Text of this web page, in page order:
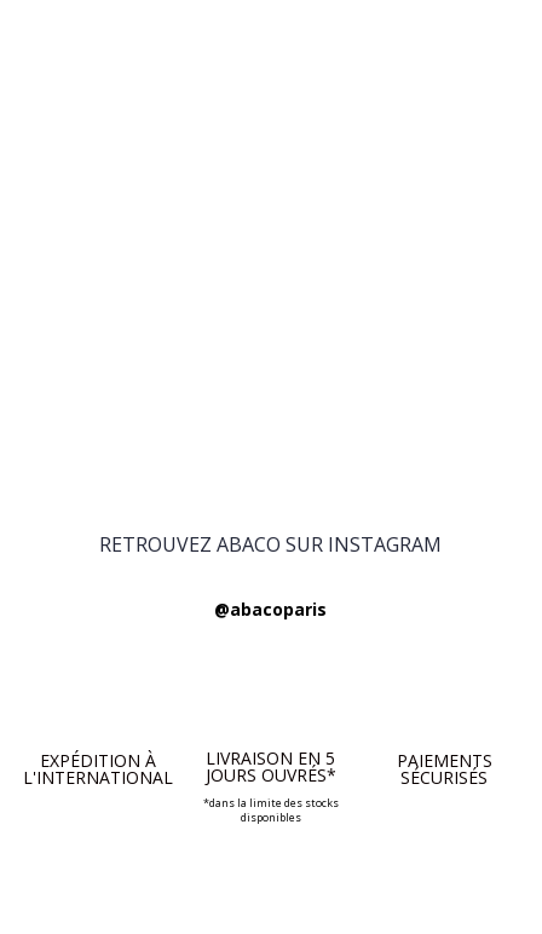
RETROUVEZ ABACO SUR INSTAGRAM
@abacoparis
EXPÉDITION À
L'INTERNATIONAL
LIVRAISON EN 5
JOURS OUVRÉS*
*dans la limite des stocks
disponibles
PAIEMENTS
SÉCURISÉS